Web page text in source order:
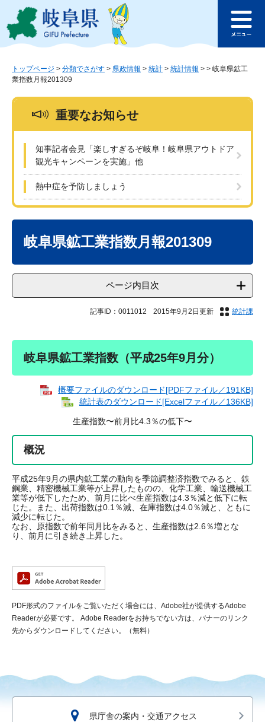
ジ
ュ
このページの本文へ
ュ
トップページ > 分類でさがす > 県政情報 > 統計 > 統計情報 > > 岐阜県鉱工
業指数月報201309
重要なお知らせ
知事記者会見「楽しすぎるぞ岐阜！岐阜県アウトドア
観光キャンペーンを実施」他
熱中症を予防しましょう
岐阜県鉱工業指数月報201309
ページ内目次
記事ID：0011012 2015年9月2日更新 統計課
岐阜県鉱工業指数（平成25年9月分）
概要ファイルのダウンロード[PDFファイル／191KB]
統計表のダウンロード[Excelファイル／136KB]
生産指数〜前月比4.3％の低下〜
概況
平成25年9月の県内鉱工業の動向を季節調整済指数でみると、鉄
鋼業、精密機械工業等が上昇したものの、化学工業、輸送機械工
業等が低下したため、前月に比べ生産指数は4.3％減と低下に転
じた。また、出荷指数は0.1％減、在庫指数は4.0％減と、ともに
減少に転じた。
なお、原指数で前年同月比をみると、生産指数は2.6％増とな
り、前月に引き続き上昇した。
PDF形式のファイルをご覧いただく場合には、Adobe社が提供するAdobe
Readerが必要です。
Adobe Readerをお持ちでない方は、バナーのリンク
先からダウンロードしてください。（無料）
県庁舎の案内・交通アクセス